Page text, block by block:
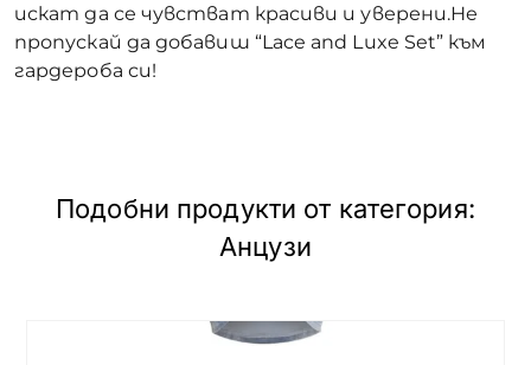
искат да се чувстват красиви и уверени.Не
пропускай да добавиш “Lace and Luxe Set” към
гардероба си!
Подобни продукти от категория:
Анцузи